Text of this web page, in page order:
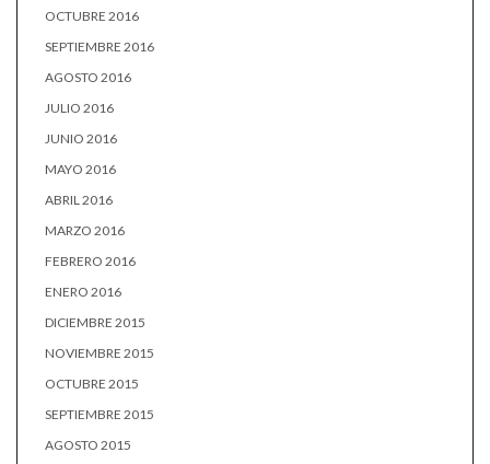
OCTUBRE 2016
SEPTIEMBRE 2016
AGOSTO 2016
JULIO 2016
JUNIO 2016
MAYO 2016
ABRIL 2016
MARZO 2016
FEBRERO 2016
ENERO 2016
DICIEMBRE 2015
NOVIEMBRE 2015
OCTUBRE 2015
SEPTIEMBRE 2015
AGOSTO 2015